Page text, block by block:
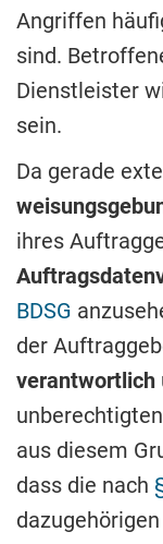
Angriffen
sind.
Dienstleister
sein.
Da gerade
ihres
BDSG
der
verantwortlich
aus diesem
dass die nach
dazugehörigen